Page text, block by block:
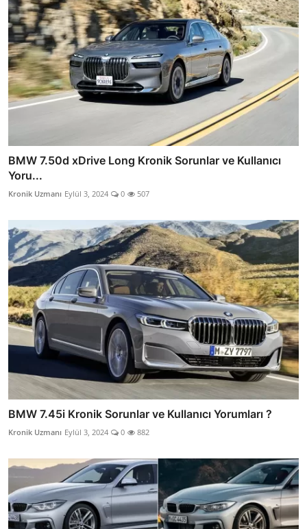
BMW 7.50d xDrive Long Kronik Sorunlar ve Kullanıcı
Yoru...
Kronik Uzmanı Eylül 3, 2024 0 507
BMW 7.45i Kronik Sorunlar ve Kullanıcı Yorumları ?
Kronik Uzmanı Eylül 3, 2024 0 882